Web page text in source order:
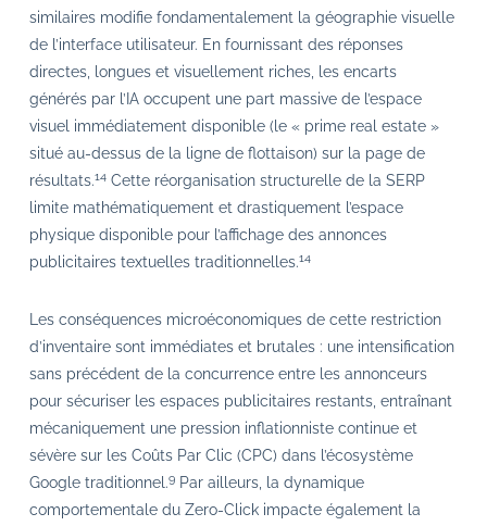
similaires modifie fondamentalement la géographie visuelle
de l’interface utilisateur. En fournissant des réponses
directes, longues et visuellement riches, les encarts
générés par l’IA occupent une part massive de l’espace
visuel immédiatement disponible (le « prime real estate »
situé au-dessus de la ligne de flottaison) sur la page de
résultats.14Cette réorganisation structurelle de la SERP
limite mathématiquement et drastiquement l’espace
physique disponible pour l’affichage des annonces
publicitaires textuelles traditionnelles.14
Les conséquences microéconomiques de cette restriction
d’inventaire sont immédiates et brutales : une intensification
sans précédent de la concurrence entre les annonceurs
pour sécuriser les espaces publicitaires restants, entraînant
mécaniquement une pression inflationniste continue et
sévère sur les Coûts Par Clic (CPC) dans l’écosystème
Google traditionnel.9Par ailleurs, la dynamique
comportementale du Zero-Click impacte également la